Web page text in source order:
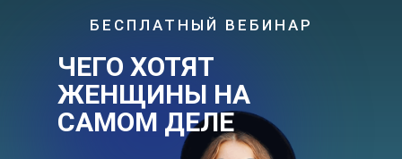
БЕСПЛАТНЫЙ ВЕБИНАР
ЧЕГО ХОТЯТ
ЖЕНЩИНЫ НА
САМОМ ДЕЛЕ